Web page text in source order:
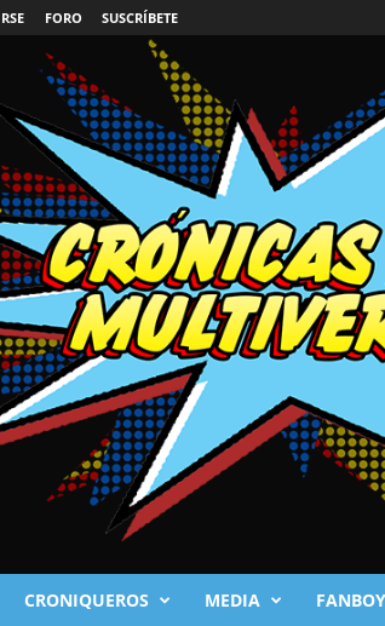
FORO SUSCRÍBETE
CRONIQUEROS MEDIA